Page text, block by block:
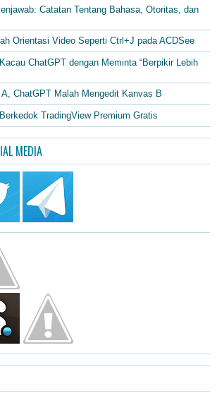
Catatan Tentang Bahasa, Otoritas, dan
Orientasi Video Seperti Ctrl+J pada ACDSee
ChatGPT dengan Meminta “Berpikir Lebih
ChatGPT Malah Mengedit Kanvas B
TradingView Premium Gratis
MEDIA